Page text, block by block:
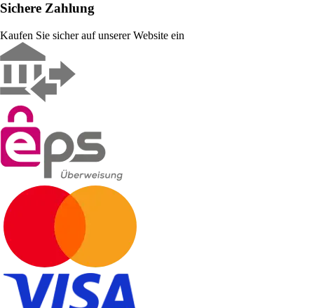
Sichere Zahlung
Kaufen Sie sicher auf unserer Website ein